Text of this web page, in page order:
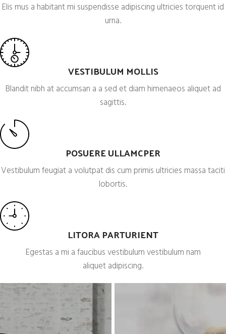
Elis mus a habitant mi suspendisse adipiscing ultricies torquent id
urna.
VESTIBULUM MOLLIS
Blandit nibh at accumsan a a sed et diam himenaeos aliquet ad
sagittis.
POSUERE ULLAMCPER
Vestibulum feugiat a volutpat dis cum primis ultricies massa taciti
lobortis.
LITORA PARTURIENT
Egestas a mi a faucibus vestibulum vestibulum nam
aliquet adipiscing.